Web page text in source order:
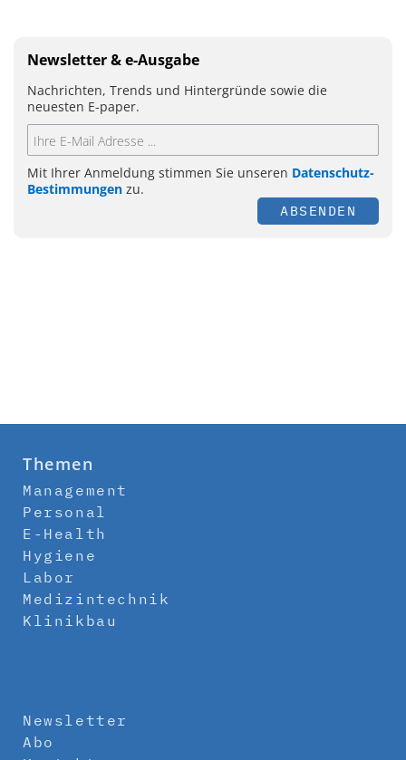
Newsletter & e-Ausgabe
Nachrichten, Trends und Hintergründe sowie die
neuesten E-paper.
Mit Ihrer Anmeldung stimmen Sie unseren Datenschutz-
Bestimmungen zu.
ABSENDEN
Themen
Management
Personal
E-Health
Hygiene
Labor
Medizintechnik
Klinikbau
Newsletter
Abo